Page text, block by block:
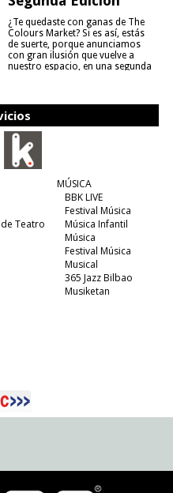
¿Te quedaste con ganas de The
Colours Market? Si es así, estás
de suerte, porque anunciamos
con gran ilusión que vuelve a
nuestro espacio, en una segunda
Teatro
MÚSICA
BBK LIVE
Festival Música
Música Infantil
Música
Festival Música
Musical
365 Jazz Bilbao
Musiketan